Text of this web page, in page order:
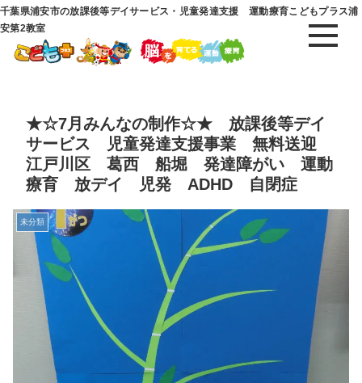
千葉県浦安市の放課後等デイサービス・児童発達支援 運動療育こどもプラス浦
安第2教室
★☆7月みんなの制作☆★ 放課後等デイ
サービス 児童発達支援事業 無料送迎
江戸川区 葛西 船堀 発達障がい 運動
療育 放デイ 児発 ADHD 自閉症
未分類